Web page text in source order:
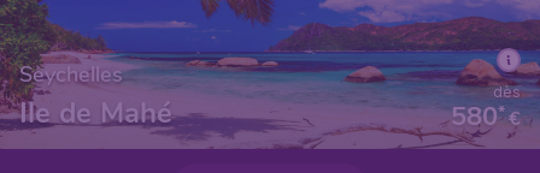
Seychelles
Ile de Mahé €
580*
dès